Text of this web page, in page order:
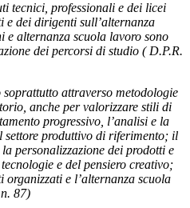
tecnici, professionali e dei licei
e dei dirigenti sull’alternanza
alternanza scuola lavoro sono
dei percorsi di studio ( D.P.R.
attraverso metodologie
anche per valorizzare stili di
progressivo, l’analisi e la
settore produttivo di riferimento; il
personalizzazione dei prodotti e
e del pensiero creativo;
organizzati e l’alternanza scuola
87)